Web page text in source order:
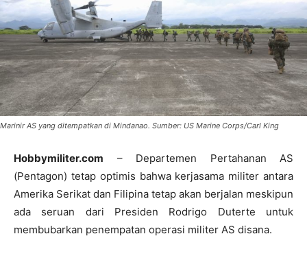
Marinir AS yang ditempatkan di Mindanao. Sumber: US Marine Corps/Carl King
Hobbymiliter.com – Departemen Pertahanan AS
(Pentagon) tetap optimis bahwa kerjasama militer antara
Amerika Serikat dan Filipina tetap akan berjalan meskipun
ada seruan dari Presiden Rodrigo Duterte untuk
membubarkan penempatan operasi militer AS disana.